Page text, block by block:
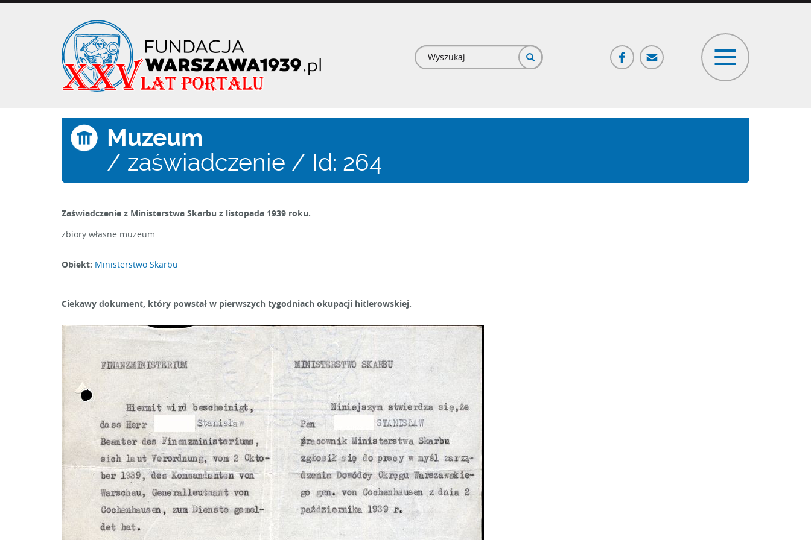
Formularz FacebookPoczta
Muzeum
/ zaświadczenie / Id: 264
Zaświadczenie z Ministerstwa Skarbu z listopada 1939 roku.
zbiory własne muzeum
Obiekt: Ministerstwo Skarbu
Ciekawy dokument, który powstał w pierwszych tygodniach okupacji hitlerowskiej.